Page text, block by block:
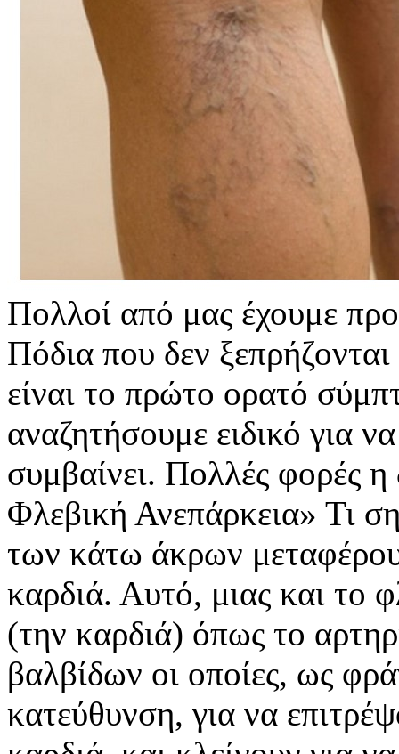
Πολλοί από μας έχουμε
Πόδια που δεν
είναι το πρώτο ορατό
αναζητήσουμε ειδικό για
συμβαίνει. Πολλές φορές
Φλεβική Ανεπάρκεια» Τι
των κάτω άκρων
καρδιά. Αυτό, μιας και το
(την καρδιά) όπως το
βαλβίδων οι οποίες, ως
κατεύθυνση, για να